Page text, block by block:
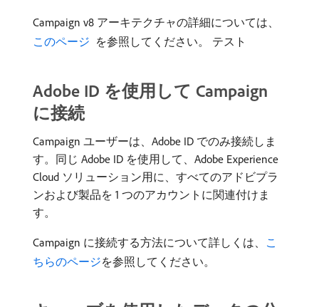
Campaign v8 アーキテクチャの詳細については、
このページ ​ を参照してください。 テスト
Adobe ID を使用して Campaign
に接続
Campaign ユーザーは、Adobe ID でのみ接続しま
す。同じ Adobe ID を使用して、Adobe Experience
Cloud ソリューション用に、すべてのアドビプラ
ンおよび製品を 1 つのアカウントに関連付けま
す。
Campaign に接続する方法について詳しくは、 こ
ちらのページを参照してください。